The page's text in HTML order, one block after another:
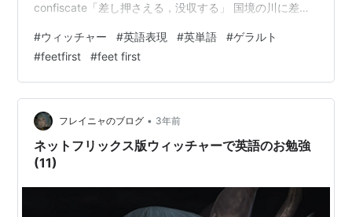
confiscate「差し押さえる，没収する」 国境の川に差し
乗り込んできているのです。 (463) the clink「刑務所，
豚箱」 俗語ですので「豚箱」などと訳すといいのかもし
れません。語源はロンドンのサザーク（Southwark）に
あった the Clink という刑…
#ウィッチャー #英語表現 #英単語 #ゲラルト
#feetfirst #feet first
フレイニャのブログ • 3年前
ネットフリックス版ウィッチャーで英語のお勉強
(11)